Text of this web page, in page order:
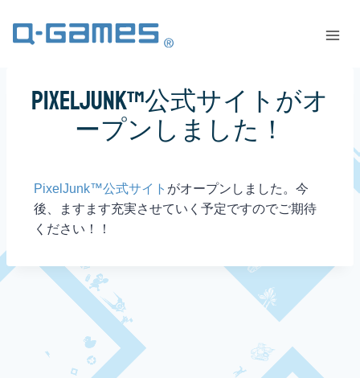
PixelJunk™公式サイトがオ
ープンしました！
PixelJunk™公式サイト がオープンしました。今
後、ますます充実させていく予定ですのでご期待
ください！！